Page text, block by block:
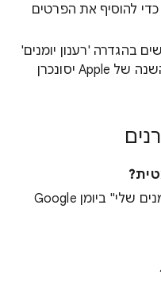
כדי להוסיף את הפרטים
בהגדרה 'רענון יומנים'
כדי לבחור באיזו תדירות לוח השנה של Apple יסונכרן
היומנים שמופיעים בקטע "היומנים שלי" ביומן Google